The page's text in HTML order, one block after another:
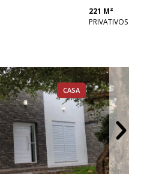
221 M²
PRIVATIVOS
CASA